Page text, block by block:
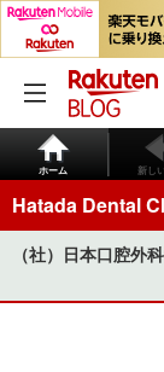
ホーム 新し
Hatada Dental
（社）日本口腔外